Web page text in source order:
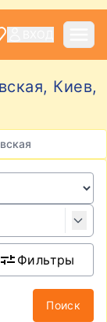
Киев,
Фильтры
Поиск